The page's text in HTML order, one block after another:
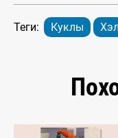
Теги: Куклы